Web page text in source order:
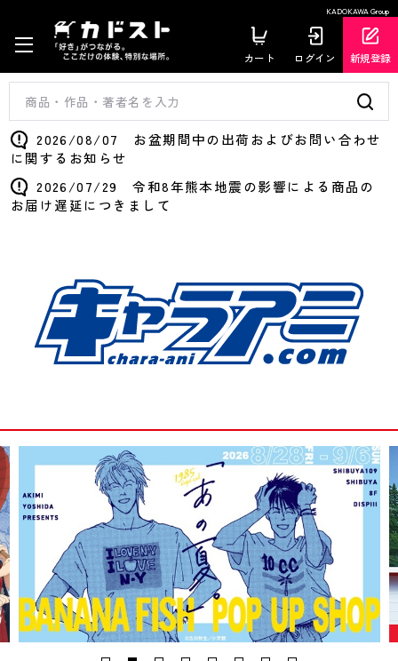
KADOKAWA Group
カート ログイン 新規登録
2026/08/07 お盆期間中の出荷およびお問い合わせ
に関するお知らせ
2026/07/29 令和8年熊本地震の影響による商品の
お届け遅延につきまして